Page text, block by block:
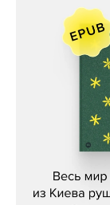
Женя